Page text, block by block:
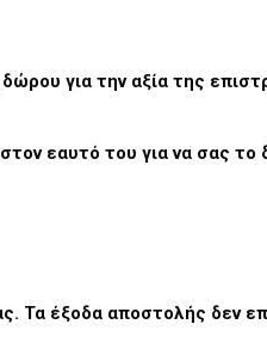
για την αξία της
εαυτό του για να σας
Τα έξοδα αποστολής δεν